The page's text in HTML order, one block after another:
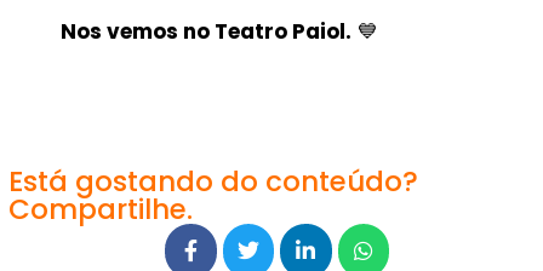
Nos vemos no Teatro Paiol. 💙
Está gostando do conteúdo?
Compartilhe.